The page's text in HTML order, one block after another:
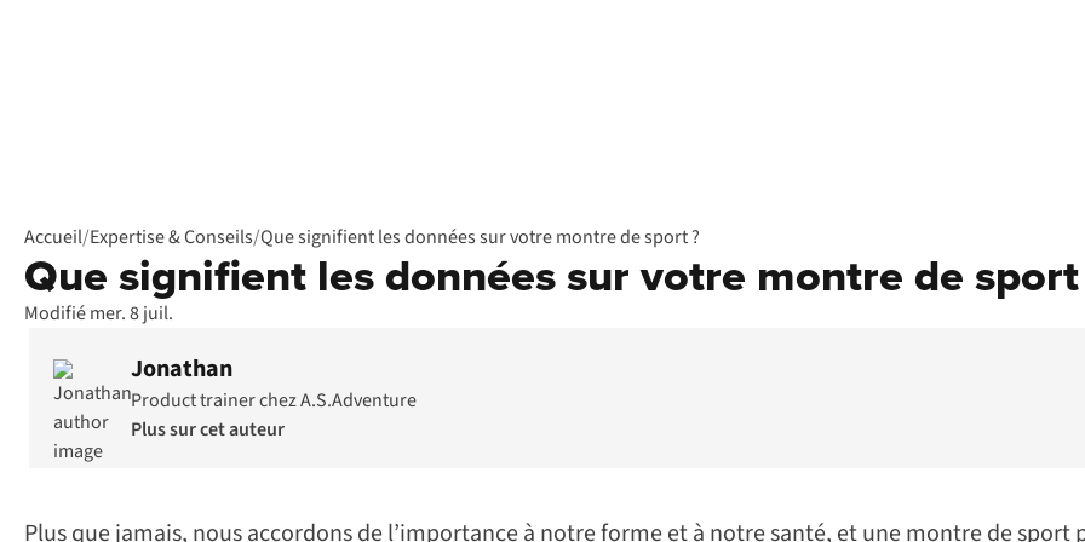
Accueil/Expertise & Conseils/Que signifient les données sur votre montre de sport ?
Que signifient les données sur votre montre de sport
Modifié mer. 8 juil.
Jonathan
Product trainer chez A.S.Adventure
Plus sur cet auteur
Plus que jamais, nous accordons de l’importance à notre forme et à notre santé, et une montre de